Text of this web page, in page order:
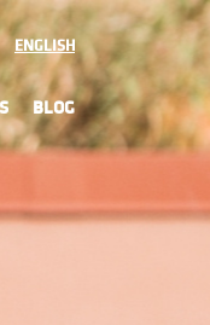
ENGLISH
BLOG